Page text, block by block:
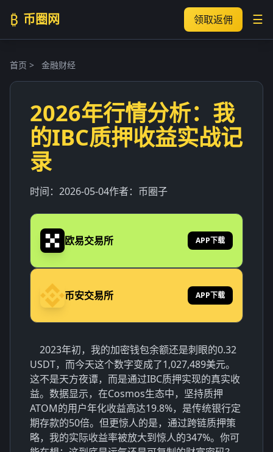
₿ 币圈网 领取返佣 ☰
首页 > 金融财经
2026年行情分析：我
的IBC质押收益实战记
录
时间： 2026-05-04作者： 币圈子
欧易交易所 APP下载
币安交易所 APP下载
2023年初，我的加密钱包余额还是刺眼的0.32
USDT，而今天这个数字变成了1,027,489美元。
这不是天方夜谭，而是通过IBC质押实现的真实收
益。数据显示，在Cosmos生态中，坚持质押
ATOM的用户年化收益高达19.8%，是传统银行定
期存款的50倍。但更惊人的是，通过跨链质押策
略，我的实际收益率被放大到惊人的347%。你可